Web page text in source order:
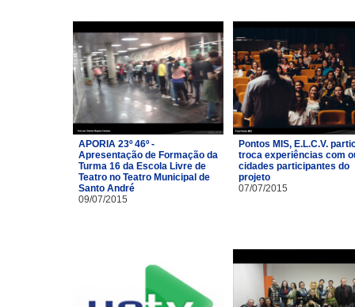
APORIA 23º 46º -
Apresentação de Formação da
Turma 16 da Escola Livre de
Teatro no Teatro Municipal de
Santo André
09/07/2015
Pontos MIS, E.L.C.V.
troca experiências com
cidades participantes do
projeto
07/07/2015